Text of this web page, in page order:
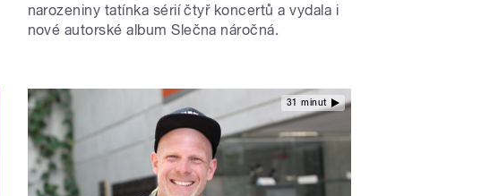
narozeniny tatínka sérií čtyř koncertů a vydala i
nové autorské album Slečna náročná.
31 minut